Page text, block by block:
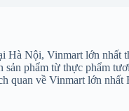
Nội, Vinmart lớn
phẩm từ thực phẩm
quan về Vinmart lớn